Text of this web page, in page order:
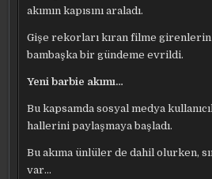
akımın kapısını araladı.
Gişe rekorları kıran filme
bambaşka bir gündeme evrildi.
Yeni barbie akımı…
Bu kapsamda sosyal medya
hallerini paylaşmaya başladı.
Bu akıma ünlüler de dahil olurken,
var…